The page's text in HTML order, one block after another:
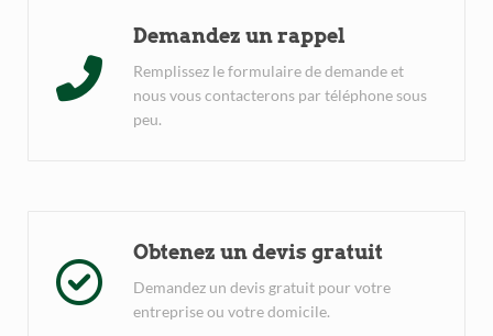
Demandez un rappel
Remplissez le formulaire de demande et
nous vous contacterons par téléphone sous
peu.
Obtenez un devis gratuit
Demandez un devis gratuit pour votre
entreprise ou votre domicile.